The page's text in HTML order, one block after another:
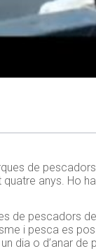
de
quatre anys. Ho
de pescadors
i pesca es
dia o d’anar